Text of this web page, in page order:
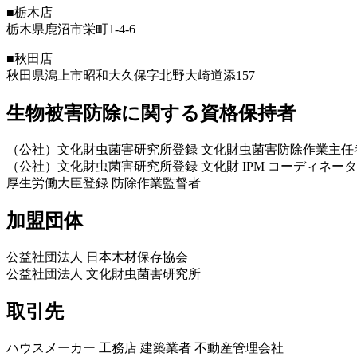
■栃木店
栃木県鹿沼市栄町1-4-6
■秋田店
秋田県潟上市昭和大久保字北野大崎道添157
生物被害防除に関する資格保持者
（公社）文化財虫菌害研究所登録 文化財虫菌害防除作業主任
（公社）文化財虫菌害研究所登録 文化財 IPM コーディネータ
厚生労働大臣登録 防除作業監督者
加盟団体
公益社団法人 日本木材保存協会
公益社団法人 文化財虫菌害研究所
取引先
ハウスメーカー 工務店 建築業者 不動産管理会社